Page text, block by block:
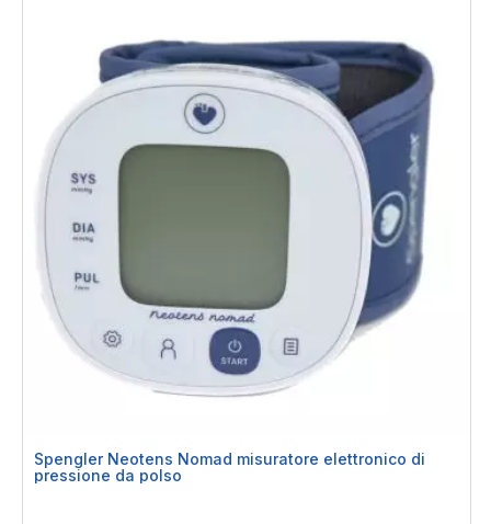
Spengler Neotens Nomad misuratore elettronico di
pressione da polso